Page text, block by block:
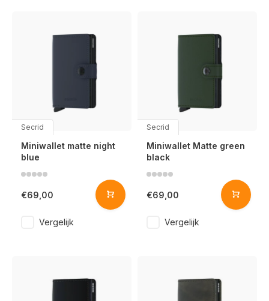
Secrid
Miniwallet matte night
blue
€69,00
Vergelijk
Secrid
Miniwallet Matte green
black
€69,00
Vergelijk